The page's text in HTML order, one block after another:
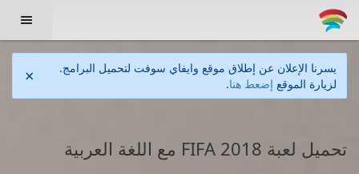

يسرنا الإعلان عن إطلاق موقع وايفاي سوفت لتحميل البرامج.
لزيارة الموقع إضعط هنا.
×
تحميل لعبة FIFA 2018 مع اللغة العربية